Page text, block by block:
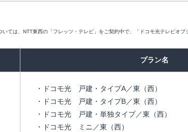
ては、NTT東西の「フレッツ・テレビ」をご契約中で、「ドコモ光テレビオプ
プラン名
・ドコモ光 戸建・タイプA／東（西）
・ドコモ光 戸建・タイプB／東（西）
・ドコモ光 戸建・単独タイプ／東（西）
・ドコモ光 ミニ／東（西）